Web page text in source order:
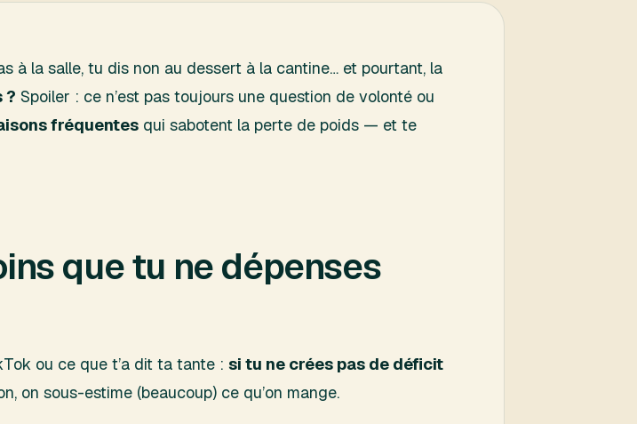
à la salle, tu dis non au dessert à la cantine… et pourtant, la
? Spoiler : ce n’est pas toujours une question de volonté ou
fréquentes qui sabotent la perte de poids — et te
que tu ne dépenses
ou ce que t’a dit ta tante :si tu ne crées pas de déficit
on sous-estime (beaucoup) ce qu’on mange.